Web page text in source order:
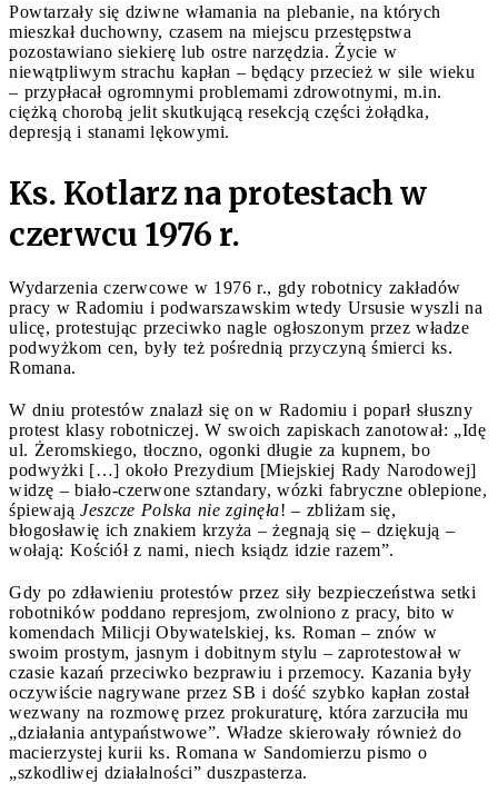
Powtarzały się dziwne włamania na plebanie, na których
mieszkał duchowny, czasem na miejscu przestępstwa
pozostawiano siekierę lub ostre narzędzia. Życie w
niewątpliwym strachu kapłan – będący przecież w sile wieku
– przypłacał ogromnymi problemami zdrowotnymi, m.in.
ciężką chorobą jelit skutkującą resekcją części żołądka,
depresją i stanami lękowymi.
Ks. Kotlarz na protestach w
czerwcu 1976 r.
Wydarzenia czerwcowe w 1976 r., gdy robotnicy zakładów
pracy w Radomiu i podwarszawskim wtedy Ursusie wyszli na
ulicę, protestując przeciwko nagle ogłoszonym przez władze
podwyżkom cen, były też pośrednią przyczyną śmierci ks.
Romana.
W dniu protestów znalazł się on w Radomiu i poparł słuszny
protest klasy robotniczej. W swoich zapiskach zanotował: „Idę
ul. Żeromskiego, tłoczno, ogonki długie za kupnem, bo
podwyżki […] około Prezydium [Miejskiej Rady Narodowej]
widzę – biało-czerwone sztandary, wózki fabryczne oblepione,
śpiewają Jeszcze Polska nie zginęła! – zbliżam się,
błogosławię ich znakiem krzyża – żegnają się – dziękują –
wołają: Kościół z nami, niech ksiądz idzie razem”.
Gdy po zdławieniu protestów przez siły bezpieczeństwa setki
robotników poddano represjom, zwolniono z pracy, bito w
komendach Milicji Obywatelskiej, ks. Roman – znów w
swoim prostym, jasnym i dobitnym stylu – zaprotestował w
czasie kazań przeciwko bezprawiu i przemocy. Kazania były
oczywiście nagrywane przez SB i dość szybko kapłan został
wezwany na rozmowę przez prokuraturę, która zarzuciła mu
„działania antypaństwowe”. Władze skierowały również do
macierzystej kurii ks. Romana w Sandomierzu pismo o
„szkodliwej działalności” duszpasterza.